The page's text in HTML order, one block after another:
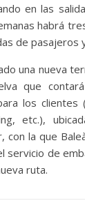
en las
habrá
de pasajeros
una nueva
que
los clientes
etc.),
con la que
servicio de
ruta.